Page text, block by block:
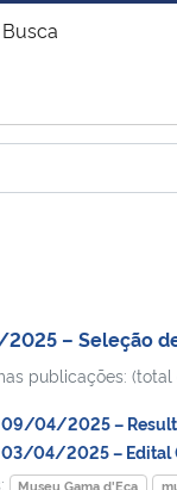
Busca
– Seleção
publicações: (total
09/04/2025 –
03/04/2025 – Edital
Museu Gama d'Eça